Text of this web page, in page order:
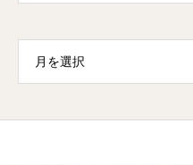
月を選択